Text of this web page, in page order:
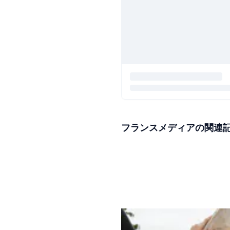
フランスメディアの関連